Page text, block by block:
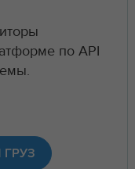
по API
ГРУЗ